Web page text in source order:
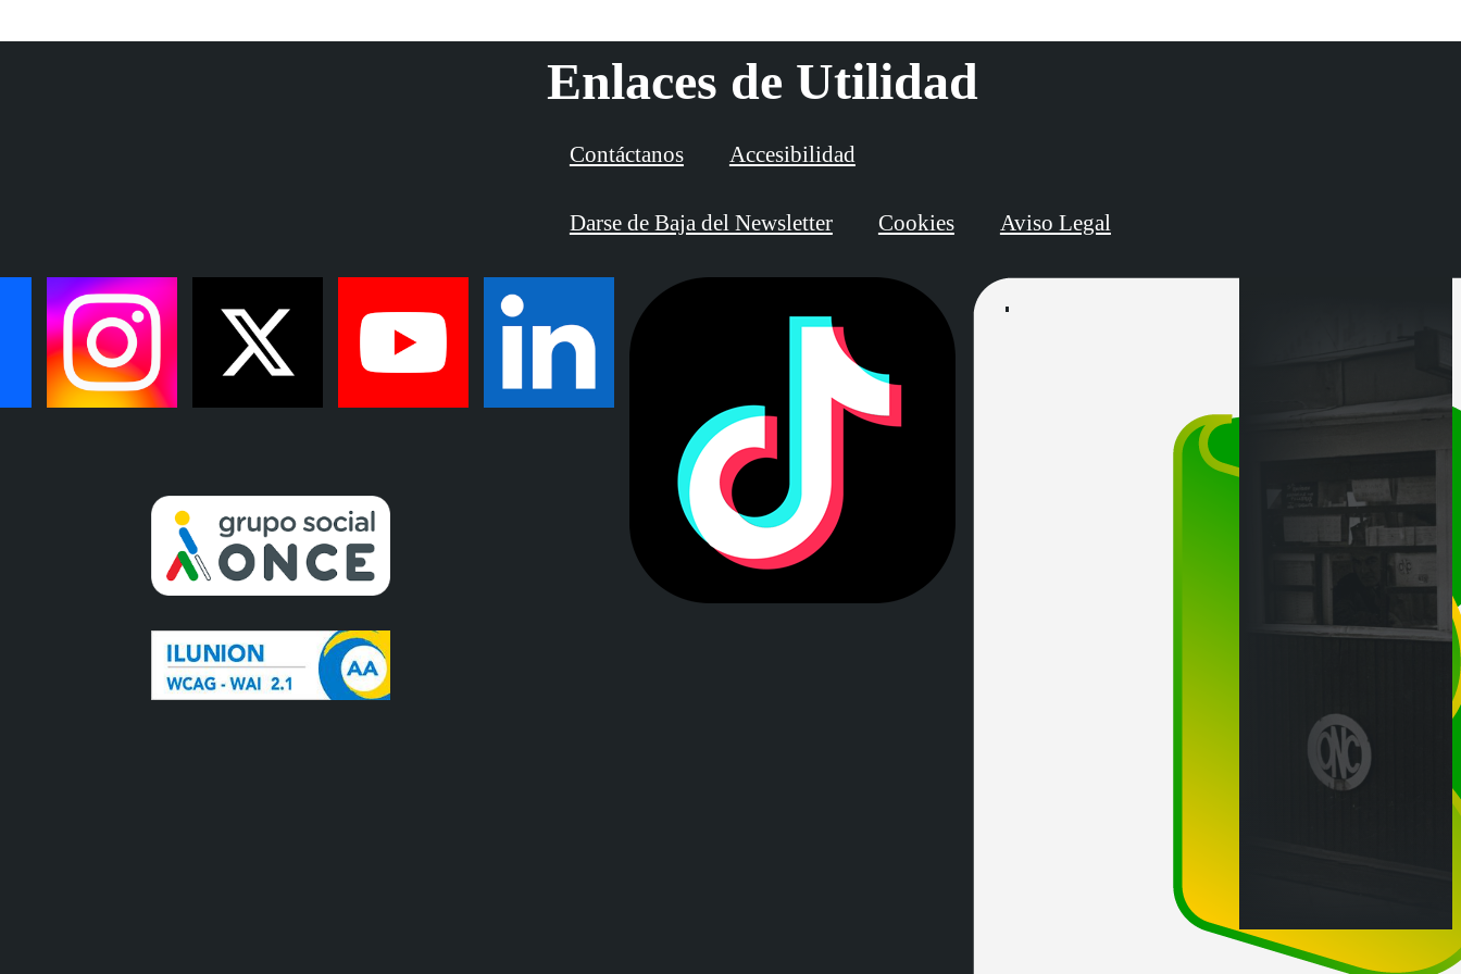
Enlaces de Utilidad
Contáctanos Accesibilidad
Darse de Baja del Newsletter Cookies Aviso Legal